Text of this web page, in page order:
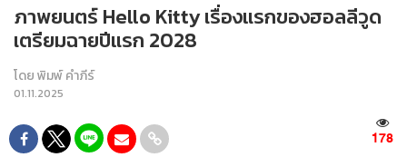
ภาพยนตร์ Hello Kitty เรื่องแรกของฮอลลีวูด
เตรียมฉายปีแรก 2028
โดยพิมพ์ คำภีร์
01.11.2025
178